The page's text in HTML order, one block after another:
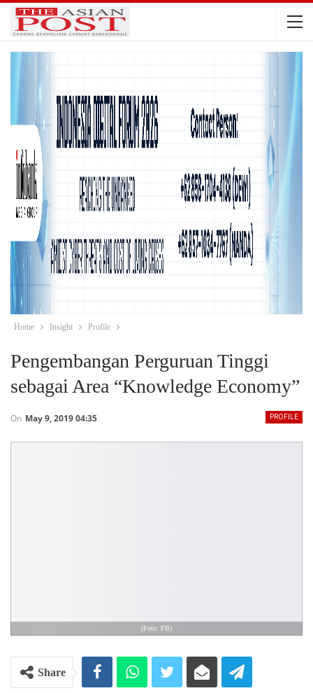
Home Insight Profile
Pengembangan Perguruan Tinggi
sebagai Area “Knowledge Economy”
PROFILE
On May 9, 2019 04:35
(Foto: FB)
Share